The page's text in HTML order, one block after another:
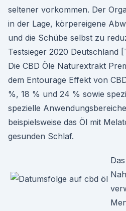
seltener vorkommen. Der
in der Lage, körpereigene
und die Schübe selbst zu
Testsieger 2020 Deutschland
Die CBD Öle Naturextrakt
dem Entourage Effekt von
%, 18 % und 24 % sowie
spezielle
beispielsweise das Öl mit
gesunden Schlaf.